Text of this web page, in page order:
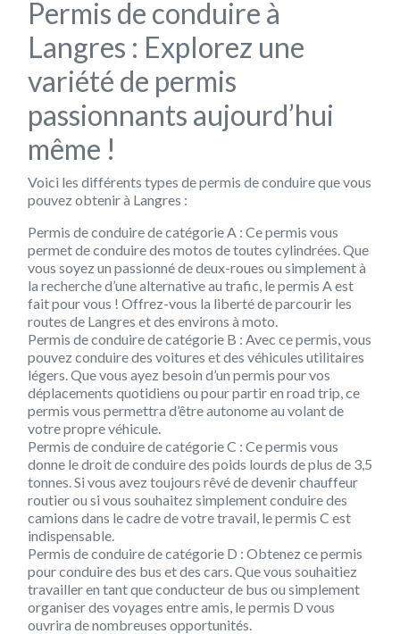
Permis de conduire à
Langres : Explorez une
variété de permis
passionnants aujourd’hui
même !
Voici les différents types de permis de conduire que vous
pouvez obtenir à Langres :
Permis de conduire de catégorie A : Ce permis vous
permet de conduire des motos de toutes cylindrées. Que
vous soyez un passionné de deux-roues ou simplement à
la recherche d’une alternative au trafic, le permis A est
fait pour vous ! Offrez-vous la liberté de parcourir les
routes de Langres et des environs à moto.
Permis de conduire de catégorie B : Avec ce permis, vous
pouvez conduire des voitures et des véhicules utilitaires
légers. Que vous ayez besoin d’un permis pour vos
déplacements quotidiens ou pour partir en road trip, ce
permis vous permettra d’être autonome au volant de
votre propre véhicule.
Permis de conduire de catégorie C : Ce permis vous
donne le droit de conduire des poids lourds de plus de 3,5
tonnes. Si vous avez toujours rêvé de devenir chauffeur
routier ou si vous souhaitez simplement conduire des
camions dans le cadre de votre travail, le permis C est
indispensable.
Permis de conduire de catégorie D : Obtenez ce permis
pour conduire des bus et des cars. Que vous souhaitiez
travailler en tant que conducteur de bus ou simplement
organiser des voyages entre amis, le permis D vous
ouvrira de nombreuses opportunités.